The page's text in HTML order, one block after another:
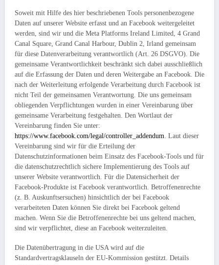
Soweit mit Hilfe des hier beschriebenen Tools personenbezogene
Daten auf unserer Website erfasst und an Facebook weitergeleitet
werden, sind wir und die Meta Platforms Ireland Limited, 4 Grand
Canal Square, Grand Canal Harbour, Dublin 2, Irland gemeinsam
für diese Datenverarbeitung verantwortlich (Art. 26 DSGVO). Die
gemeinsame Verantwortlichkeit beschränkt sich dabei ausschließlich
auf die Erfassung der Daten und deren Weitergabe an Facebook. Die
nach der Weiterleitung erfolgende Verarbeitung durch Facebook ist
nicht Teil der gemeinsamen Verantwortung. Die uns gemeinsam
obliegenden Verpflichtungen wurden in einer Vereinbarung über
gemeinsame Verarbeitung festgehalten. Den Wortlaut der
Vereinbarung finden Sie unter:
https://www.facebook.com/legal/controller_addendum. Laut dieser
Vereinbarung sind wir für die Erteilung der
Datenschutzinformationen beim Einsatz des Facebook-Tools und für
die datenschutzrechtlich sichere Implementierung des Tools auf
unserer Website verantwortlich. Für die Datensicherheit der
Facebook-Produkte ist Facebook verantwortlich. Betroffenenrechte
(z. B. Auskunftsersuchen) hinsichtlich der bei Facebook
verarbeiteten Daten können Sie direkt bei Facebook geltend
machen. Wenn Sie die Betroffenenrechte bei uns geltend machen,
sind wir verpflichtet, diese an Facebook weiterzuleiten.
Die Datenübertragung in die USA wird auf die
Standardvertragsklauseln der EU-Kommission gestützt. Details